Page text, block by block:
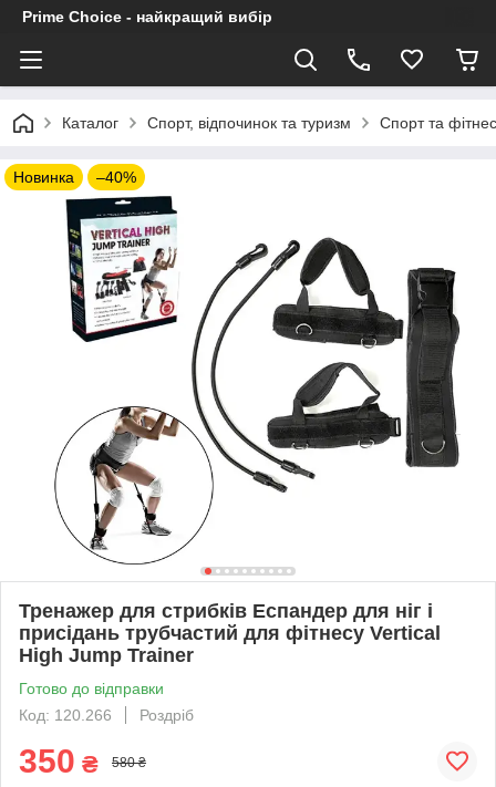
Prime Choice - найкращий вибір
Каталог Спорт, відпочинок та туризм Спорт та фітнес
Новинка –40%
Тренажер для стрибків Еспандер для ніг і
присідань трубчастий для фітнесу Vertical
High Jump Trainer
Готово до відправки
Код: 120.266
Роздріб
350 ₴ 580 ₴